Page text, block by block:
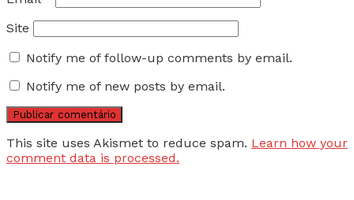
Site
Notify me of follow-up comments by email.
Notify me of new posts by email.
This site uses Akismet to reduce spam. Learn how your
comment data is processed.